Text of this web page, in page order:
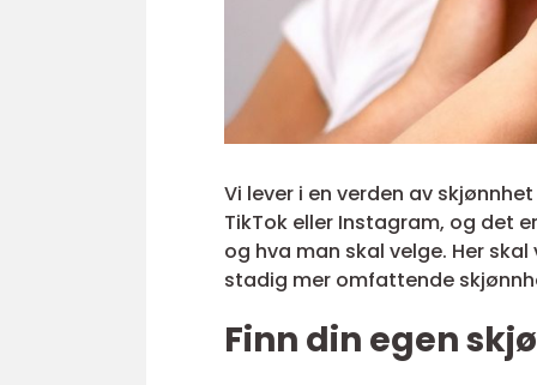
Vi lever i en verden av
TikTok eller Instagram, og det
og hva man skal velge. Her
stadig mer omfattende
Finn din egen